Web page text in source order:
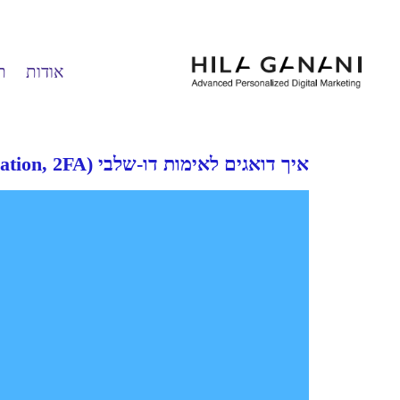
אודות
איך דואגים לאימות דו-שלבי (Two-Factor Authentication, 2FA) בפייסבוק